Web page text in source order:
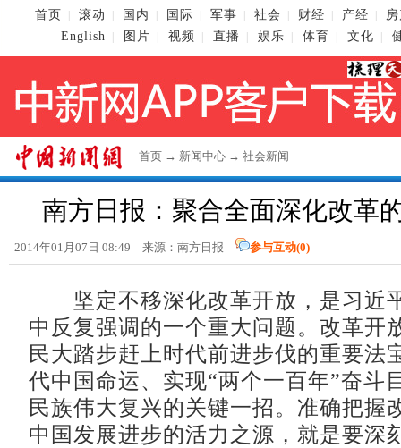
首页 滚动 国内 国际 军事 社会 财经 产经
English
图片 视频 直播 娱乐 体育 文化
首页 → 新闻中心 → 社会新闻
南方日报：聚合全面深化改革
2014年01月07日 08:49 来源：南方日报 参与互动(0)
坚定不移深化改革开放，是习近
中反复强调的一个重大问题。改革开
民大踏步赶上时代前进步伐的重要法
代中国命运、实现“两个一百年”奋斗
民族伟大复兴的关键一招。准确把握
中国发展进步的活力之源，就是要深